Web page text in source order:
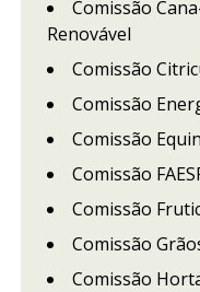
Comissão
Renovável
Comissão
Comissão
Comissão
Comissão
Comissão
Comissão
Comissão